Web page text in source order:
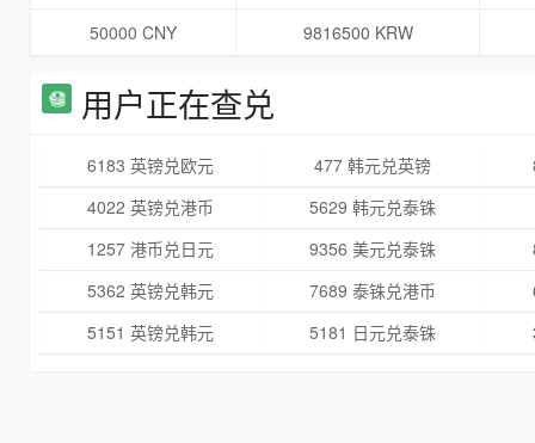
50000 CNY
9816500 KRW
用户正在查兑
6183 英镑兑欧元 477 韩元兑英镑
4022 英镑兑港币
5629 韩元兑泰铢
1257 港币兑日元
9356 美元兑泰铢
5362 英镑兑韩元
7689 泰铢兑港币
5151 英镑兑韩元
5181 日元兑泰铢